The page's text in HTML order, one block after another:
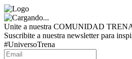
Unite a nuestra COMUNIDAD
Suscribite a nuestra newsletter para
#UniversoTrena